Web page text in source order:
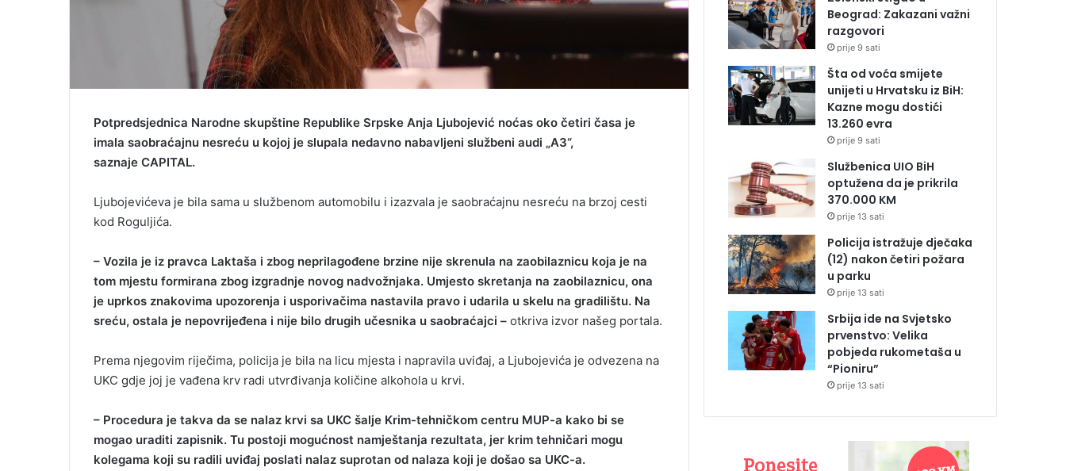
Potpredsjednica Narodne skupštine Republike Srpske Anja Ljubojević noćas oko četiri časa je
imala saobraćajnu nesreću u kojoj je slupala nedavno nabavljeni službeni audi „A3“,
saznaje CAPITAL.
Ljubojevićeva je bila sama u službenom automobilu i izazvala je saobraćajnu nesreću na brzoj cesti
kod Roguljića.
– Vozila je iz pravca Laktaša i zbog neprilagođene brzine nije skrenula na zaobilaznicu koja je na
tom mjestu formirana zbog izgradnje novog nadvožnjaka. Umjesto skretanja na zaobilaznicu, ona
je uprkos znakovima upozorenja i usporivačima nastavila pravo i udarila u skelu na gradilištu. Na
sreću, ostala je nepovrijeđena i nije bilo drugih učesnika u saobraćajci – otkriva izvor našeg portala.
Prema njegovim riječima, policija je bila na licu mjesta i napravila uviđaj, a Ljubojevića je odvezena na
UKC gdje joj je vađena krv radi utvrđivanja količine alkohola u krvi.
– Procedura je takva da se nalaz krvi sa UKC šalje Krim-tehničkom centru MUP-a kako bi se
mogao uraditi zapisnik. Tu postoji mogućnost namještanja rezultata, jer krim tehničari mogu
kolegama koji su radili uviđaj poslati nalaz suprotan od nalaza koji je došao sa UKC-a.
Beograd: Zakazani važni
razgovori
prije 9 sati
Šta od voća smijete
unijeti u Hrvatsku iz BiH:
Kazne mogu dostići
13.260 evra
prije 9 sati
Službenica UIO BiH
optužena da je prikrila
370.000 KM
prije 13 sati
Policija istražuje dječaka
(12) nakon četiri požara
u parku
prije 13 sati
Srbija ide na Svjetsko
prvenstvo: Velika
pobjeda rukometaša u
“Pioniru”
prije 13 sati